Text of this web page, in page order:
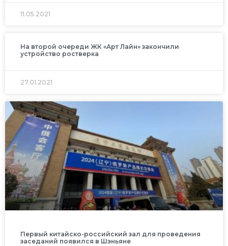
11.05.2021
На второй очереди ЖК «Арт Лайн» закончили
устройство ростверка
27.01.2021
Первый китайско-российский зал для проведения
заседаний появился в Шэньяне